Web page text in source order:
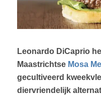
Leonardo DiCaprio
Maastrichtse Mosa
gecultiveerd
diervriendelijk